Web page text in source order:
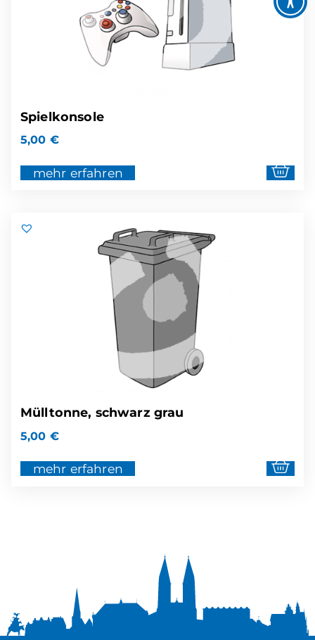
Spielkonsole
5,00 €
mehr erfahren
Mülltonne, schwarz grau
5,00 €
mehr erfahren